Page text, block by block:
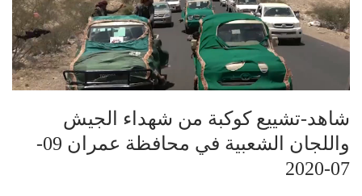
شاهد-تشييع كوكبة من شهداء الجيش
واللجان الشعبية في محافظة عمران 09-
07-2020